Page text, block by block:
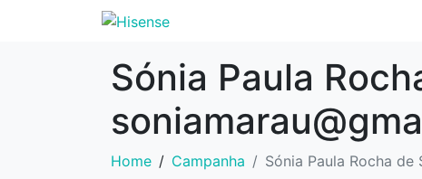
Sónia Paula
Home Campanha Sónia Paula Rocha